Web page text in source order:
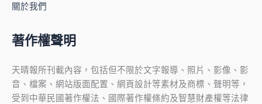
關於我們
著作權聲明
天晴報所刊載內容，包括但不限於文字報導、照片、影像、影
音、檔案、網站版面配置、網頁設計等素材及商標、聲明等，
受到中華民國著作權法、國際著作權條約及智慧財產權等法律